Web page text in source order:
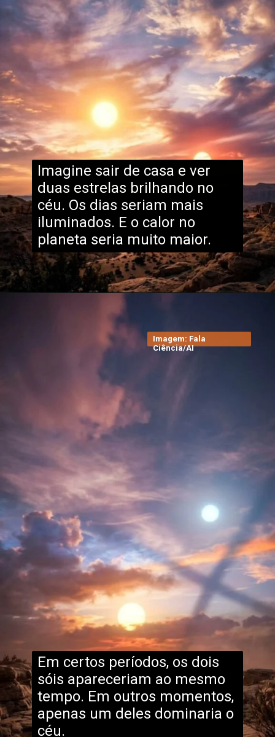
Imagine sair de casa e ver
duas estrelas brilhando no
céu. Os dias seriam mais
iluminados. E o calor no
planeta seria muito maior.
Em certos períodos, os dois
sóis apareceriam ao mesmo
tempo. Em outros momentos,
apenas um deles dominaria o
céu.
Imagem: Fala
Ciência/AI